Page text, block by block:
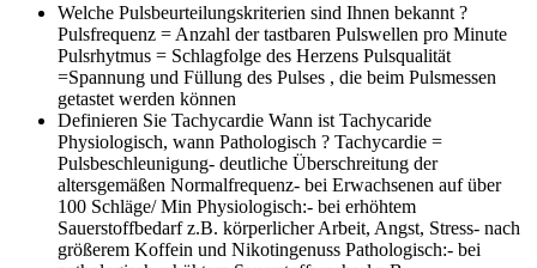
Welche Pulsbeurteilungskriterien sind Ihnen bekannt ?
Pulsfrequenz = Anzahl der tastbaren Pulswellen pro Minute
Pulsrhytmus = Schlagfolge des Herzens Pulsqualität
=Spannung und Füllung des Pulses , die beim Pulsmessen
getastet werden können
Definieren Sie Tachycardie Wann ist Tachycaride
Physiologisch, wann Pathologisch ? Tachycardie =
Pulsbeschleunigung- deutliche Überschreitung der
altersgemäßen Normalfrequenz- bei Erwachsenen auf über
100 Schläge/ Min Physiologisch:- bei erhöhtem
Sauerstoffbedarf z.B. körperlicher Arbeit, Angst, Stress- nach
größerem Koffein und Nikotingenuss Pathologisch:- bei